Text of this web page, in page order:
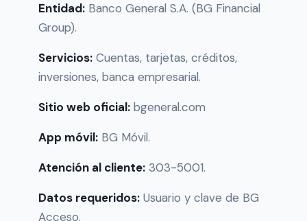
Entidad: Banco General S.A. (BG Financial
Group).
Servicios: Cuentas, tarjetas, créditos,
inversiones, banca empresarial.
Sitio web oficial: bgeneral.com
App móvil: BG Móvil.
Atención al cliente: 303-5001.
Datos requeridos: Usuario y clave de BG
Acceso.